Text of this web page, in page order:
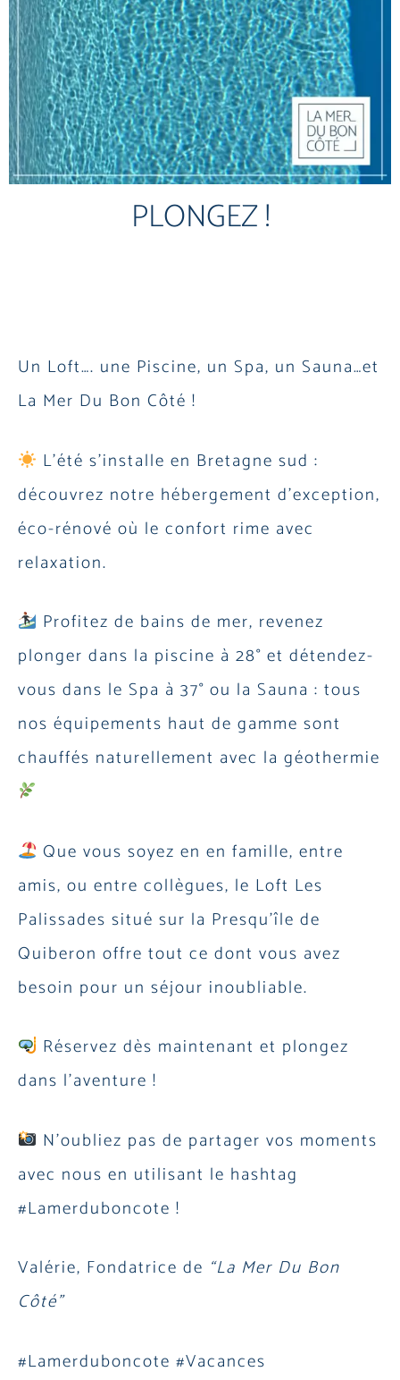
PLONGEZ !
Un Loft…. une Piscine, un Spa, un Sauna…et
La Mer Du Bon Côté !
L’été s’installe en Bretagne sud :
découvrez notre hébergement d’exception,
éco-rénové où le confort rime avec
relaxation.
Profitez de bains de mer, revenez
plonger dans la piscine à 28° et détendez-
vous dans le Spa à 37° ou la Sauna : tous
nos équipements haut de gamme sont
chauffés naturellement avec la géothermie
Que vous soyez en en famille, entre
amis, ou entre collègues, le Loft Les
Palissades situé sur la Presqu’île de
Quiberon offre tout ce dont vous avez
besoin pour un séjour inoubliable.
Réservez dès maintenant et plongez
dans l’aventure !
N’oubliez pas de partager vos moments
avec nous en utilisant le hashtag
#Lamerduboncote !
Valérie, Fondatrice de “La Mer Du Bon
Côté”
#Lamerduboncote #Vacances